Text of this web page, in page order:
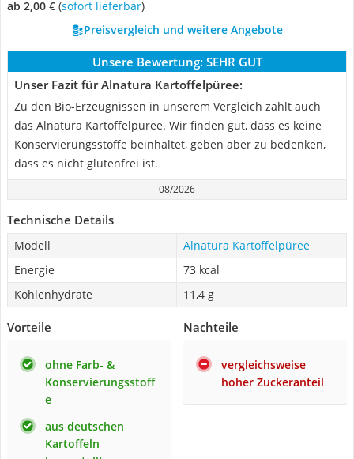
ab 2,00 € ( Sofort lieferbar)
Preisvergleich und weitere Angebote
Unsere Bewertung: SEHR GUT
Unser Fazit für Alnatura Kartoffelpüree:
Zu den Bio-Erzeugnissen in unserem Vergleich zählt auch
das Alnatura Kartoffelpüree. Wir finden gut, dass es keine
Konservierungsstoffe beinhaltet, geben aber zu bedenken,
dass es nicht glutenfrei ist.
08/2026
Technische Details
Modell
Alnatura Kartoffelpüree
Energie
73 kcal
Kohlenhydrate
11,4 g
Vorteile
ohne Farb- &
Konservierungsstoff
e
aus deutschen
Kartoffeln
Nachteile
vergleichsweise
hoher Zuckeranteil